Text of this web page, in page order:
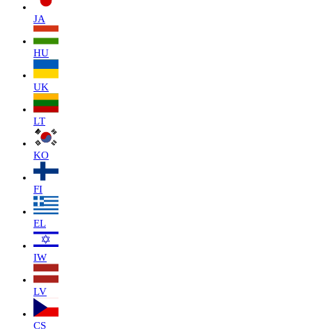
JA
HU
UK
LT
KO
FI
EL
IW
LV
CS